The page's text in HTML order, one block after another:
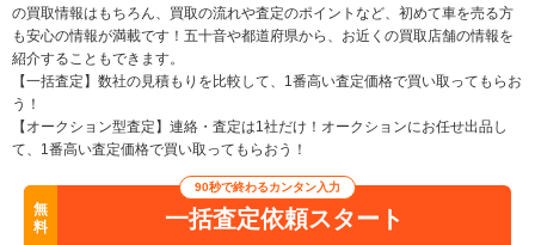
の買取情報はもちろん、買取の流れや査定のポイントなど、初めて車を売る方
も安心の情報が満載です！五十音や都道府県から、お近くの買取店舗の情報を
紹介することもできます。
【一括査定】数社の見積もりを比較して、1番高い査定価格で買い取ってもらお
う！
【オークション型査定】連絡・査定は1社だけ！オークションにお任せ出品し
て、1番高い査定価格で買い取ってもらおう！
無
料
90秒で終わるカンタン入力
一括査定依頼スタート